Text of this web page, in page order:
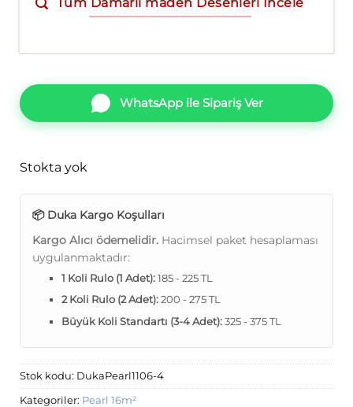
WhatsApp ile Sipariş Ver
Stokta yok
📦 Duka Kargo Koşulları
Kargo Alıcı ödemelidir. Hacimsel paket hesaplaması
uygulanmaktadır:
1 Koli Rulo (1 Adet):185 - 225 TL
2 Koli Rulo (2 Adet):200 - 275 TL
Büyük Koli Standartı (3-4 Adet):325 - 375 TL
Stok kodu: DukaPearl1106-4
Kategoriler: Pearl 16m²